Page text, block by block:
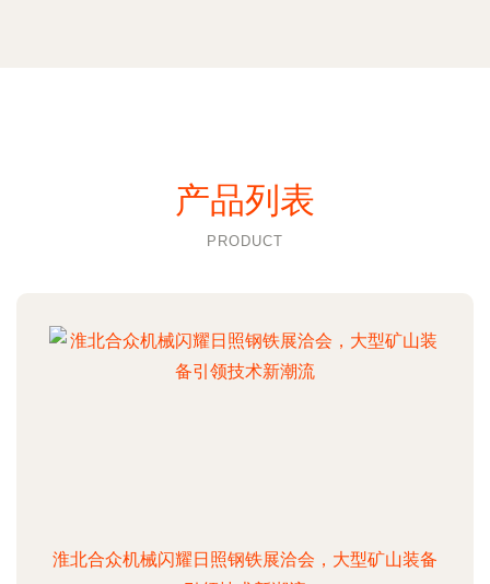
产品列表
PRODUCT
淮北合众机械闪耀日照钢铁展洽会，大型矿山装备